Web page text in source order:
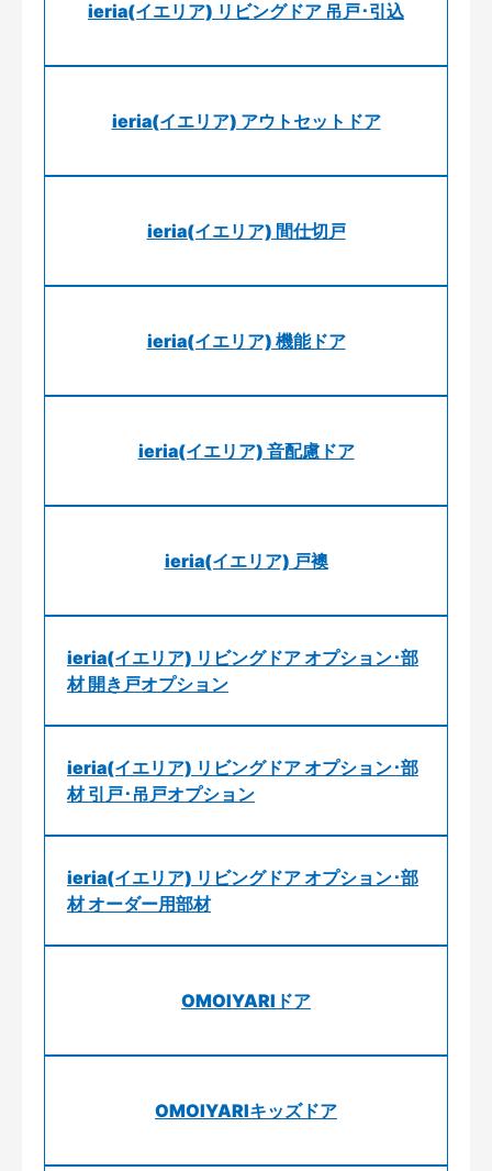
ieria(イエリア) リビングドア 吊戸･引込
ieria(イエリア) アウトセットドア
ieria(イエリア) 間仕切戸
ieria(イエリア) 機能ドア
ieria(イエリア) 音配慮ドア
ieria(イエリア) 戸襖
ieria(イエリア) リビングドア オプション･部
材 開き戸オプション
ieria(イエリア) リビングドア オプション･部
材 引戸･吊戸オプション
ieria(イエリア) リビングドア オプション･部
材 オーダー用部材
OMOIYARIドア
OMOIYARIキッズドア